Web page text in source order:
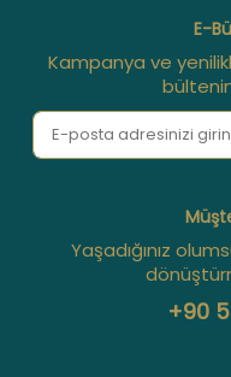
E-
Kampanya ve
Yaşadığınız
+90